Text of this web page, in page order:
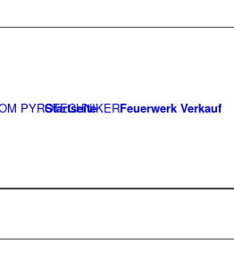
Startseite Feuerwerk Verkauf